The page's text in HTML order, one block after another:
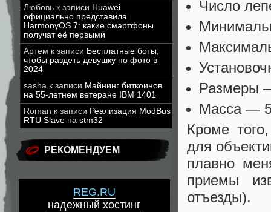
Любовь к записи Huawei
официально представила
HarmonyOS 7: какие смартфоны
получат её первыми
Артем к записи Бесплатные боты,
чтобы раздеть девушку по фото в
2024
sasha к записи Майнинг биткоинов
на 55-летнем ветеране IBM 1401
Roman к записи Реализация ModBus
RTU Slave на stm32
РЕКОМЕНДУЕМ
REG.RU
надежный хостинг
Число
Размеры
Масса —
Кроме
для
плавно
приемы
отъезды).